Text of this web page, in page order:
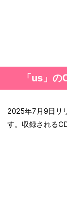
「us」
2025年7月9日リ
す。収録される